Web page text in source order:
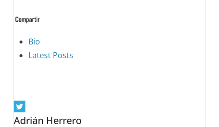
The
following
content
below.
Bio
Latest Posts
Adrián Herrero